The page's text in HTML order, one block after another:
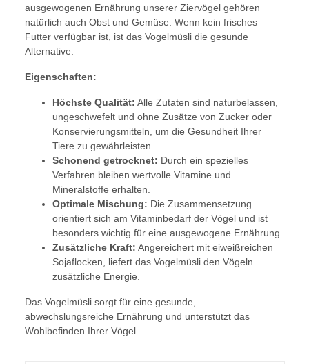
ausgewogenen Ernährung unserer Ziervögel gehören
natürlich auch Obst und Gemüse. Wenn kein frisches
Futter verfügbar ist, ist das Vogelmüsli die gesunde
Alternative.
Eigenschaften:
Höchste Qualität: Alle Zutaten sind naturbelassen,
ungeschwefelt und ohne Zusätze von Zucker oder
Konservierungsmitteln, um die Gesundheit Ihrer
Tiere zu gewährleisten.
Schonend getrocknet: Durch ein spezielles
Verfahren bleiben wertvolle Vitamine und
Mineralstoffe erhalten.
Optimale Mischung: Die Zusammensetzung
orientiert sich am Vitaminbedarf der Vögel und ist
besonders wichtig für eine ausgewogene Ernährung.
Zusätzliche Kraft: Angereichert mit eiweißreichen
Sojaflocken, liefert das Vogelmüsli den Vögeln
zusätzliche Energie.
Das Vogelmüsli sorgt für eine gesunde,
abwechslungsreiche Ernährung und unterstützt das
Wohlbefinden Ihrer Vögel.